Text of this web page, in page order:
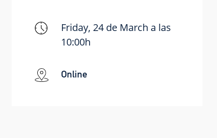
Friday, 24 de March a las
10:00h
Online